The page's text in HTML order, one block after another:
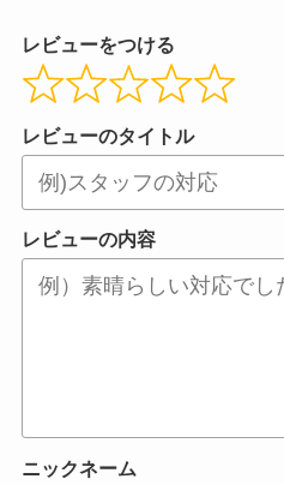
レビューをつける
レビューのタイトル
レビューの内容
ニックネーム